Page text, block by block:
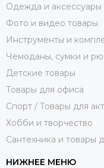
Одежда и аксессуары
Фото и видео товары
Инструменты и
Чемоданы, сумки и
Детские товары
Товары для офиса
Спорт / Товары для
Хобби и творчество
Сантехника и товары
НИЖНЕЕ МЕНЮ